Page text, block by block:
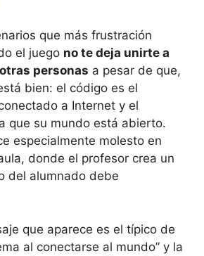
que más frustración
el juego no te deja unirte a
personas a pesar de que,
bien: el código es el
a Internet y el
que su mundo está abierto.
especialmente molesto en
donde el profesor crea un
del alumnado debe
que aparece es el típico de
al conectarse al mundo” y la